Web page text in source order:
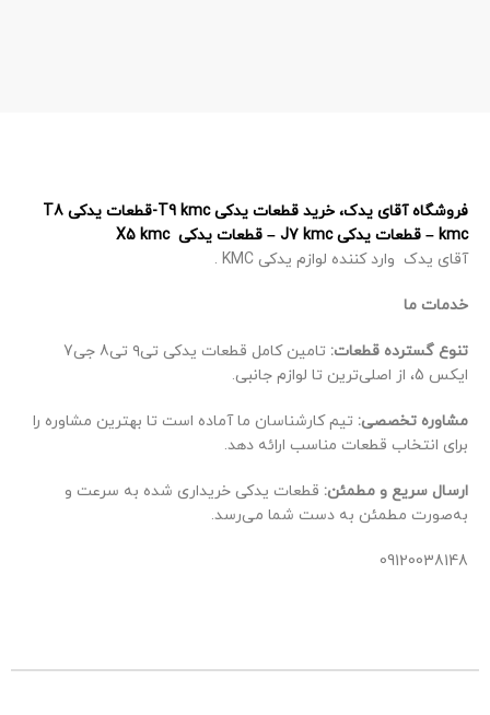
فروشگاه آقای یدک، خرید قطعات یدکی T9 kmc-قطعات یدکی T8
kmc – قطعات یدکی J7 kmc – قطعات یدکی X5 kmc
آقای یدک وارد کننده لوازم یدکی KMC .
خدمات ما
تنوع گسترده قطعات:
تامین کامل قطعات یدکی تی۹ تی8 جی7
ایکس 5، از اصلی‌ترین تا لوازم جانبی.
مشاوره تخصصی: تیم کارشناسان ما آماده است تا بهترین مشاوره را
برای انتخاب قطعات مناسب ارائه دهد.
ارسال سریع و مطمئن: قطعات یدکی خریداری شده به سرعت و
به‌صورت مطمئن به دست شما می‌رسد.
09120038148